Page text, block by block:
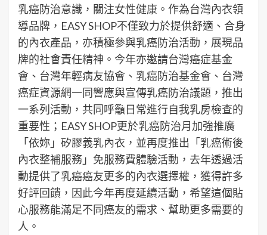
乳癌防治意識，關注女性健康。作為台灣內衣領
導品牌，EASY SHOP不僅致力於提供舒適、合身
的內衣產品，亦積極參與乳癌防治活動，展現品
牌的社會責任精神。今年亦邀請台灣癌症基金
會、台灣年輕病友協會、乳癌防治基金會、台灣
癌症資源網一同響應與宣傳乳癌防治議題，推出
一系列活動，共同呼籲日常進行自我乳房檢查的
重要性；EASY SHOP更於乳癌防治月加強推廣
「依妳」矽膠義乳內衣，並再度推出「乳癌術後
內衣整補服務」免服務費體驗活動，去年透過活
動提供了乳癌癌友更多的內衣選擇權，獲得許多
好評回饋，因此今年再度延續活動，希望這個貼
心服務能滿足不同癌友的需求、幫助更多需要的
人。